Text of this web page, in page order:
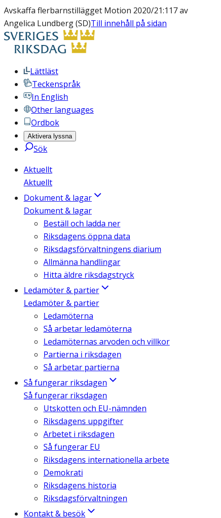
Avskaffa flerbarnstillägget Motion 2020/21:117 av
Angelica Lundberg (SD)Till innehåll på sidan
Lättläst
Teckenspråk
In English
Other languages
Ordbok
Aktivera lyssna
Sök
Aktuellt
Aktuellt
Dokument & lagar
Dokument & lagar
Beställ och ladda ner
Riksdagens öppna data
Riksdagsförvaltningens diarium
Allmänna handlingar
Hitta äldre riksdagstryck
Ledamöter & partier
Ledamöter & partier
Ledamöterna
Så arbetar ledamöterna
Ledamöternas arvoden och villkor
Partierna i riksdagen
Så arbetar partierna
Så fungerar riksdagen
Så fungerar riksdagen
Utskotten och EU-nämnden
Riksdagens uppgifter
Arbetet i riksdagen
Så fungerar EU
Riksdagens internationella arbete
Demokrati
Riksdagens historia
Riksdagsförvaltningen
Kontakt & besök